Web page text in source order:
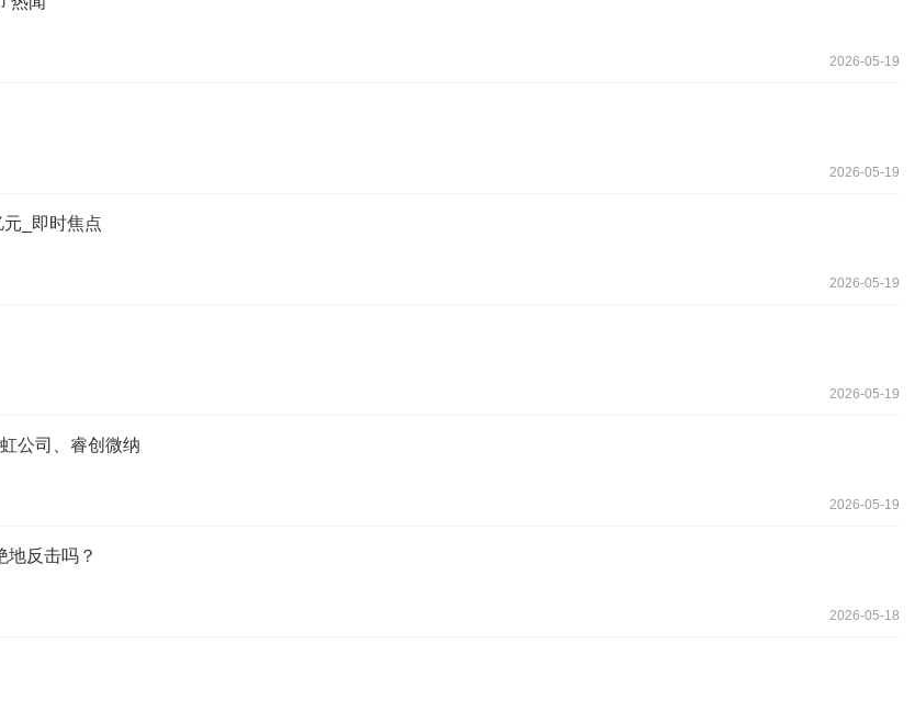
2026-05-19
2026-05-19
_即时焦点
2026-05-19
2026-05-19
公司、睿创微纳
2026-05-19
地反击吗？
2026-05-18